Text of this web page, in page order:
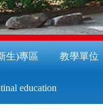
生)專區 教學單位
education